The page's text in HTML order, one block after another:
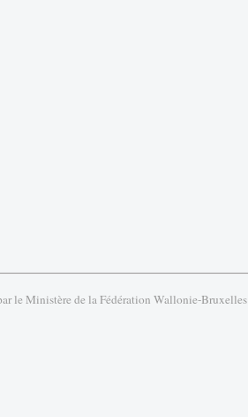
le Ministère de la Fédération Wallonie-Bruxelles